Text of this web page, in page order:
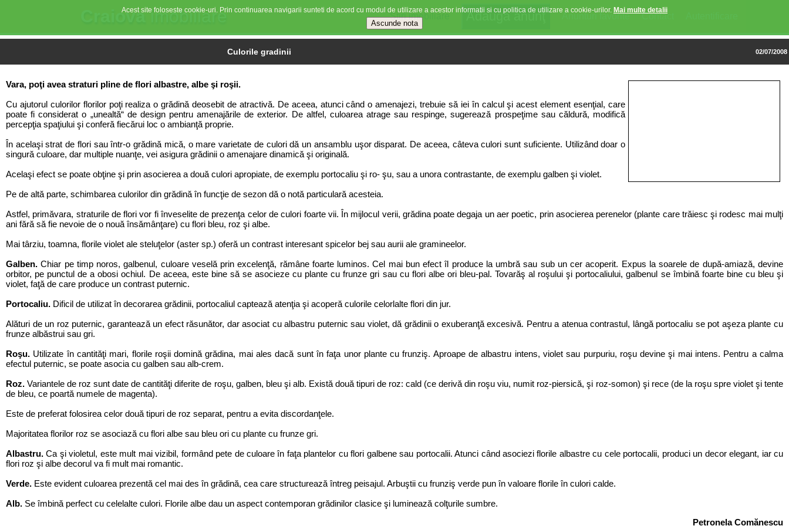
Craiovaimobiliare Contact
Anunturi favorite
Stiri imobiliare
Culorile gradinii 02/07/2008
Vara, poţi avea straturi pline de flori albastre, albe şi roşii.
Cu ajutorul culorilor florilor poţi realiza o grădină deosebit de atractivă. De aceea, atunci când o amenajezi, trebuie să iei în calcul şi acest element esenţial, care
poate fi considerat o „unealtă“ de design pentru amenajările de exterior. De altfel, culoarea atrage sau respinge, sugerează prospeţime sau căldură, modifică
percepţia spaţiului şi conferă fiecărui loc o ambianţă proprie.
În acelaşi strat de flori sau într-o grădină mică, o mare varietate de culori dă un ansamblu uşor disparat. De aceea, câteva culori sunt suficiente. Utilizând doar o
singură culoare, dar multiple nuanţe, vei asigura grădinii o amenajare dinamică şi originală.
Acelaşi efect se poate obţine şi prin asocierea a două culori apropiate, de exemplu portocaliu şi ro- şu, sau a unora contrastante, de exemplu galben şi violet.
Pe de altă parte, schimbarea culorilor din grădină în funcţie de sezon dă o notă particulară acesteia.
Astfel, primăvara, straturile de flori vor fi înveselite de prezenţa celor de culori foarte vii. În mijlocul verii, grădina poate degaja un aer poetic, prin asocierea perenelor (plante care trăiesc şi rodesc mai mulţi
ani fără să fie nevoie de o nouă însămânţare) cu flori bleu, roz şi albe.
Mai târziu, toamna, florile violet ale steluţelor (aster sp.) oferă un contrast interesant spicelor bej sau aurii ale gramineelor.
Galben. Chiar pe timp noros, galbenul, culoare veselă prin excelenţă, rămâne foarte luminos. Cel mai bun efect îl produce la umbră sau sub un cer acoperit. Expus la soarele de după-amiază, devine
orbitor, pe punctul de a obosi ochiul. De aceea, este bine să se asocieze cu plante cu frunze gri sau cu flori albe ori bleu-pal. Tovarăş al roşului şi portocaliului, galbenul se îmbină foarte bine cu bleu şi
violet, faţă de care produce un contrast puternic.
Portocaliu. Dificil de utilizat în decorarea grădinii, portocaliul captează atenţia şi acoperă culorile celorlalte flori din jur.
Alături de un roz puternic, garantează un efect răsunător, dar asociat cu albastru puternic sau violet, dă grădinii o exuberanţă excesivă. Pentru a atenua contrastul, lângă portocaliu se pot aşeza plante cu
frunze albăstrui sau gri.
Roşu. Utilizate în cantităţi mari, florile roşii domină grădina, mai ales dacă sunt în faţa unor plante cu frunziş. Aproape de albastru intens, violet sau purpuriu, roşu devine şi mai intens. Pentru a calma
efectul puternic, se poate asocia cu galben sau alb-crem.
Roz. Variantele de roz sunt date de cantităţi diferite de roşu, galben, bleu şi alb. Există două tipuri de roz: cald (ce derivă din roşu viu, numit roz-piersică, şi roz-somon) şi rece (de la roşu spre violet şi tente
de bleu, ce poartă numele de magenta).
Este de preferat folosirea celor două tipuri de roz separat, pentru a evita discordanţele.
Majoritatea florilor roz se asociază cu flori albe sau bleu ori cu plante cu frunze gri.
Albastru. Ca şi violetul, este mult mai vizibil, formând pete de culoare în faţa plantelor cu flori galbene sau portocalii. Atunci când asociezi florile albastre cu cele portocalii, produci un decor elegant, iar cu
flori roz şi albe decorul va fi mult mai romantic.
Verde. Este evident culoarea prezentă cel mai des în grădină, cea care structurează întreg peisajul. Arbuştii cu frunziş verde pun în valoare florile în culori calde.
Alb. Se îmbină perfect cu celelalte culori. Florile albe dau un aspect contemporan grădinilor clasice şi luminează colţurile sumbre.
Petronela Comănescu
Acest site foloseste cookie-uri. Prin continuarea navigarii sunteti de acord cu modul de utilizare a acestor informatii si cu politica de utilizare a cookie-urilor. Mai multe detalii